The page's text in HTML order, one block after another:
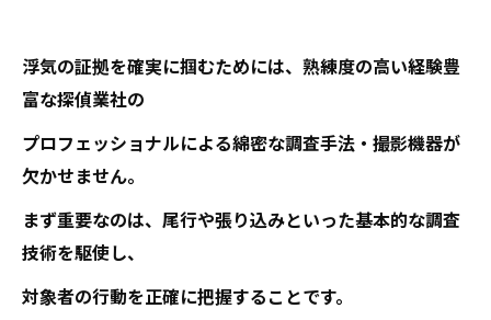
浮気の証拠を確実に掴むためには、熟練度の高い経験豊
富な探偵業社の
プロフェッショナルによる綿密な調査手法・撮影機器が
欠かせません。
まず重要なのは、尾行や張り込みといった基本的な調査
技術を駆使し、
対象者の行動を正確に把握することです。